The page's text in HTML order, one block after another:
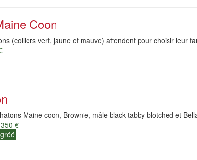
Coon
(colliers vert, jaune et mauve) attendent pour choisir leur
Maine coon, Brownie, mâle black tabby blotched et
€